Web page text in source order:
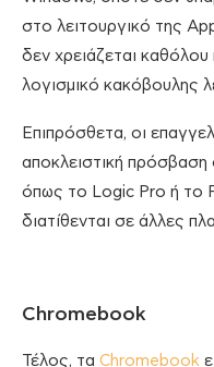
στο λειτουργικό της
δεν χρειάζεται
λογισμικό κακόβουλης
Επιπρόσθετα, οι
αποκλειστική
όπως το Logic Pro ή το
διατίθενται σε άλλες
Chromebook
Τέλος, τα Chromebook